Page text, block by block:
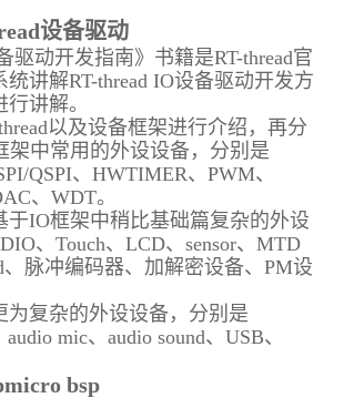
设备驱动
驱动开发指南》书籍是RT-thread官
讲解RT-thread IO设备驱动开发方
讲解。
以及设备框架进行介绍，再分
架中常用的外设设备，分别是
QSPI、HWTIMER、PWM、
、WDT。
于IO框架中稍比基础篇复杂的外设
、Touch、LCD、sensor、MTD
、脉冲编码器、加解密设备、PM设
为复杂的外设设备，分别是
mic、audio sound、USB、
bsp